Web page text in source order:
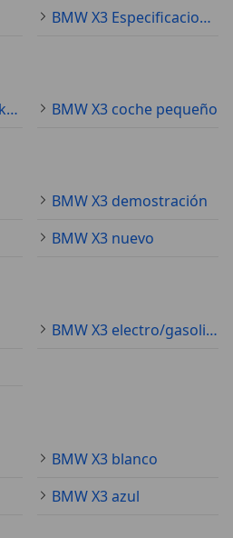
BMW X3 Especificaciones técnicas
BMW X3 SUV/4x4/pickup
BMW X3 coche pequeño
BMW X3 demostración
BMW X3 nuevo
BMW X3 electro/gasolina
BMW X3 blanco
BMW X3 azul